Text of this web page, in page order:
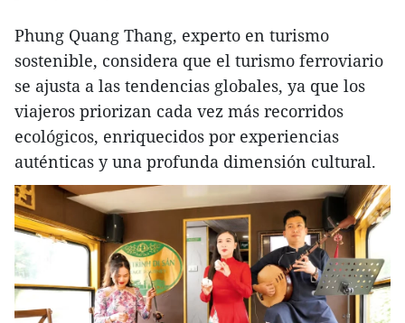
Phung Quang Thang, experto en turismo
sostenible, considera que el turismo ferroviario
se ajusta a las tendencias globales, ya que los
viajeros priorizan cada vez más recorridos
ecológicos, enriquecidos por experiencias
auténticas y una profunda dimensión cultural.